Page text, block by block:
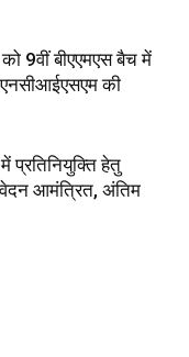
9वीं बीएएमएस बैच में
की
हेतु
आमंत्रित, अंतिम